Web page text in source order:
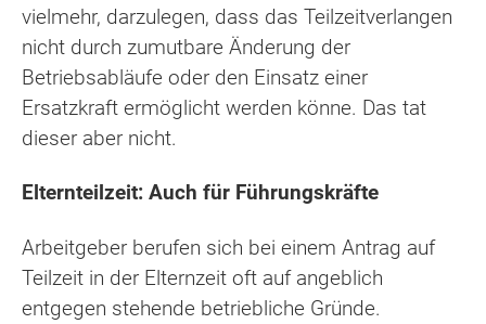
vielmehr, darzulegen, dass das Teilzeitverlangen
nicht durch zumutbare Änderung der
Betriebsabläufe oder den Einsatz einer
Ersatzkraft ermöglicht werden könne. Das tat
dieser aber nicht.
Elternteilzeit: Auch für Führungskräfte
Arbeitgeber berufen sich bei einem Antrag auf
Teilzeit in der Elternzeit oft auf angeblich
entgegen stehende betriebliche Gründe.